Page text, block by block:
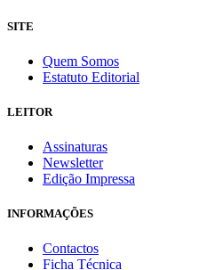
SITE
Quem Somos
Estatuto Editorial
LEITOR
Assinaturas
Newsletter
Edição Impressa
INFORMAÇÕES
Contactos
Ficha Técnica